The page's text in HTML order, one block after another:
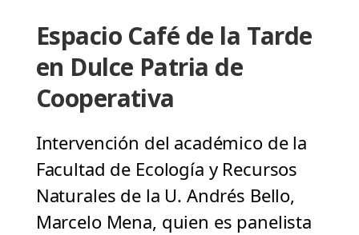
Espacio Café de la Tarde
en Dulce Patria de
Cooperativa
Intervención del académico de la
Facultad de Ecología y Recursos
Naturales de la U. Andrés Bello,
Marcelo Mena, quien es panelista